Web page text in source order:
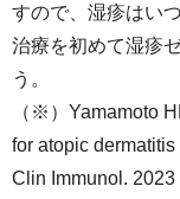
すので、湿疹はい
治療を初めて湿疹
う。
（※）Yamamoto
for atopic
Clin Immunol. 2023